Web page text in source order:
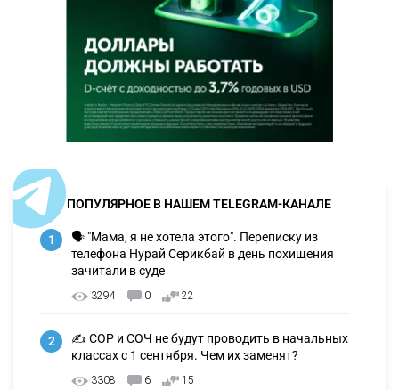
ПОПУЛЯРНОЕ В НАШЕМ TELEGRAM-КАНАЛЕ
1
🗣 "Мама, я не хотела этого". Переписку из
телефона Нурай Серикбай в день похищения
зачитали в суде
3294 0 22
2
✍️ СОР и СОЧ не будут проводить в начальных
классах с 1 сентября. Чем их заменят?
3308 6 15